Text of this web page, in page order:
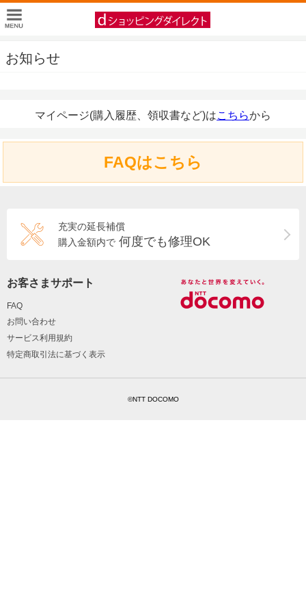
お知らせ
マイページ(購入履歴、領収書など)はこちらから
FAQはこちら
充実の延長補償
購入金額内で 何度でも修理OK
お客さまサポート
FAQ
お問い合わせ
サービス利用規約
特定商取引法に基づく表示
©NTT DOCOMO